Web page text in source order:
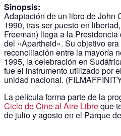
Sinopsis:
Adaptación de un libro de John
1990, tras ser puesto en
Freeman) llega a la
del «Apartheid». Su objetivo
reconciliación entre la mayoría
1995, la celebración en
fue el instrumento utilizado por
unidad nacional.
La película forma parte de la
Ciclo de Cine al Aire Libreque
de julio y agosto en el Parque